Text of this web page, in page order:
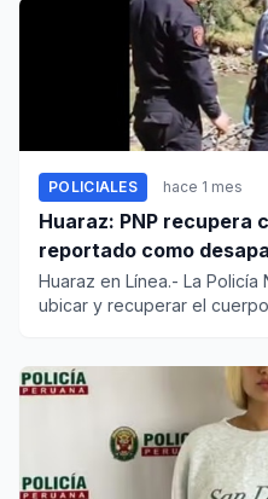
POLICIALES hace 1 mes
Huaraz: PNP recupera
Huaraz en Línea.- La
ubicar y recuperar el